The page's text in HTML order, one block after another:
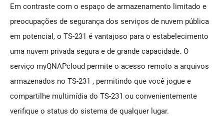
Em contraste com o espaço de armazenamento limitado e
preocupações de segurança dos serviços de nuvem pública
em potencial, o TS-231 é vantajoso para o estabelecimento
uma nuvem privada segura e de grande capacidade. O
serviço myQNAPcloud permite o acesso remoto a arquivos
armazenados no TS-231 , permitindo que você jogue e
compartilhe multimídia do TS-231 ou convenientemente
verifique o status do sistema de qualquer lugar.